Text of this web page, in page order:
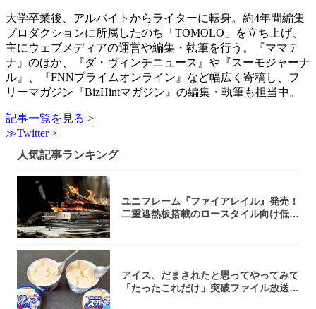
大学卒業後、アルバイトからライターに転身。約4年間編集
プロダクションに所属したのち「TOMOLO」を立ち上げ、
主にウェブメディアの運営や編集・執筆を行う。『ママテ
ナ』のほか、『ダ・ヴィンチニュース』や『スーモジャーナ
ル』、『FNNプライムオンライン』など幅広く寄稿し、フ
リーマガジン『BizHintマガジン』の編集・執筆も担当中。
記事一覧を見る >
≫Twitter >
人気記事ランキング
ユニフレーム『ファイアレイル』発売！
二重遮熱板搭載のロースタイル向け低型
アイス、だまされたと思ってやってみて
「たったこれだけ」突破ファイル放送で